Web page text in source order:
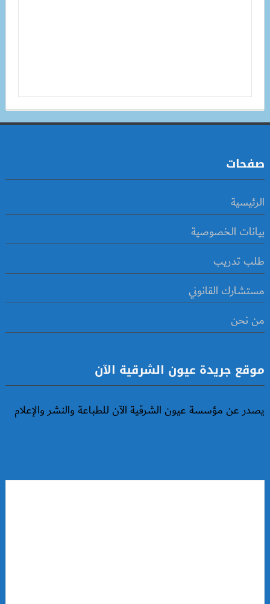
صفحات
الرئيسية
بيانات الخصوصية
طلب تدريب
مستشارك القانوني
من نحن
موقع جريدة عيون الشرقية الآن
يصدر عن مؤسسة عيون الشرقية الآن للطباعة والنشر والإعلام